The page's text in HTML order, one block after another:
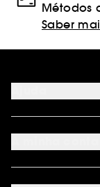
Métodos
Saber
FAQ
Métodos de
Seguir
Programa de